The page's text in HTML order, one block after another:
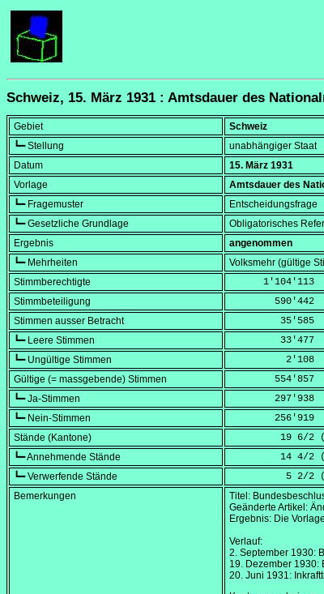
Schweiz, 15. März 1931 : Amtsdauer des
Gebiet
Schweiz
┗━ Stellung
unabhängiger Staat
Datum
15. März 1931
Vorlage
Amtsdauer des
┗━ Fragemuster
Entscheidungsfrage
┗━ Gesetzliche Grundlage
Obligatorisches
Ergebnis
angenommen
┗━ Mehrheiten
Volksmehr (gültige
Stimmberechtigte
      1'104'113
Stimmbeteiligung
        590'442
Stimmen ausser Betracht
         35'585
┗━ Leere Stimmen
         33'477
┗━ Ungültige Stimmen
          2'108
Gültige (= massgebende) Stimmen
        554'857
┗━ Ja-Stimmen
        297'938
┗━ Nein-Stimmen
        256'919
Stände (Kantone)
19 6/2
┗━ Annehmende Stände
14 4/2
┗━ Verwerfende Stände
5 2/2
Bemerkungen
Titel:
Geänderte Artikel:
Ergebnis: Die
Verlauf:
2. September 1930:
19. Dezember 1930:
20. Juni 1931: